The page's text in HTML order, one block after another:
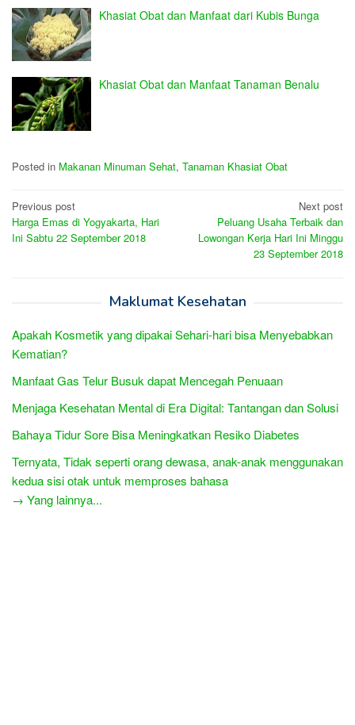
Khasiat Obat dan Manfaat dari Kubis Bunga
Khasiat Obat dan Manfaat Tanaman Benalu
Posted in Makanan Minuman Sehat, Tanaman Khasiat Obat
Post
navigation
Previous post
Harga Emas di Yogyakarta, Hari
Ini Sabtu 22 September 2018
Next post
Peluang Usaha Terbaik dan
Lowongan Kerja Hari Ini Minggu
23 September 2018
Maklumat Kesehatan
Apakah Kosmetik yang dipakai Sehari-hari bisa Menyebabkan
Kematian?
Manfaat Gas Telur Busuk dapat Mencegah Penuaan
Menjaga Kesehatan Mental di Era Digital: Tantangan dan Solusi
Bahaya Tidur Sore Bisa Meningkatkan Resiko Diabetes
Ternyata, Tidak seperti orang dewasa, anak-anak menggunakan
kedua sisi otak untuk memproses bahasa
→ Yang lainnya...